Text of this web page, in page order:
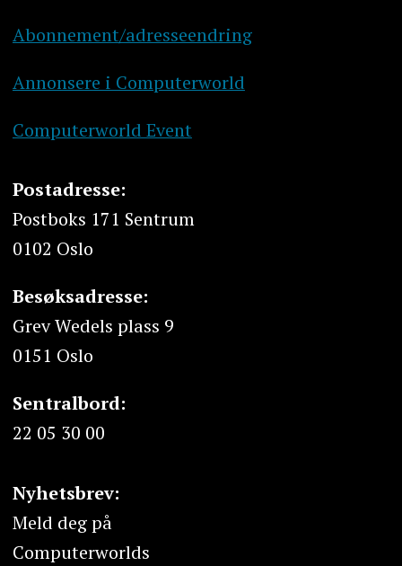
Abonnement/adresseendring
Annonsere i Computerworld
Computerworld Event
Postadresse:
Postboks 171 Sentrum
0102 Oslo
Besøksadresse:
Grev Wedels plass 9
0151 Oslo
Sentralbord:
22 05 30 00
Nyhetsbrev:
Meld deg på
Computerworlds